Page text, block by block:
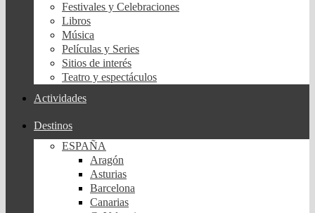
Festivales y Celebraciones
Libros
Música
Películas y Series
Sitios de interés
Teatro y espectáculos
Actividades
Destinos
ESPAÑA
Aragón
Asturias
Barcelona
Canarias